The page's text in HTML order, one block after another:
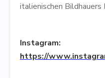
italienischen
Instagram:
https://